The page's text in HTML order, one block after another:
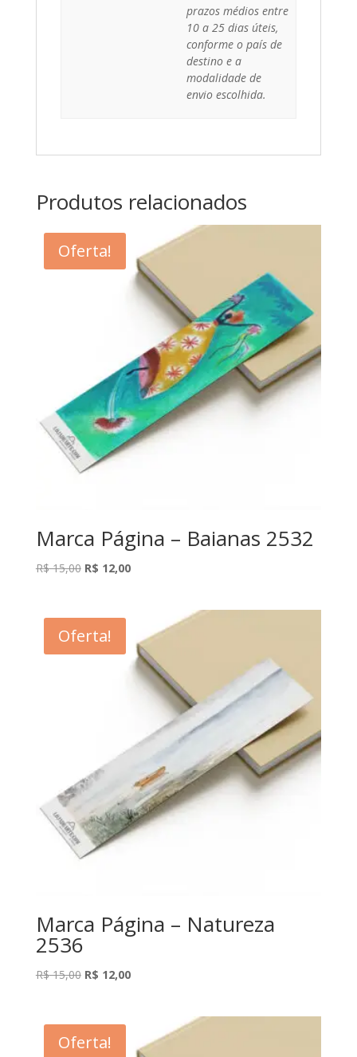
prazos médios entre
10 a 25 dias úteis,
conforme o país de
destino e a
modalidade de
envio escolhida.
Produtos relacionados
Oferta!
Marca Página – Baianas 2532
R$15,00 O
era:
R$ 15,00.
R$ 12,00O
R$ 12,00.
Oferta!
Marca Página – Natureza
2536
R$15,00 O
era:
R$ 15,00.
R$ 12,00O
R$ 12,00.
Oferta!